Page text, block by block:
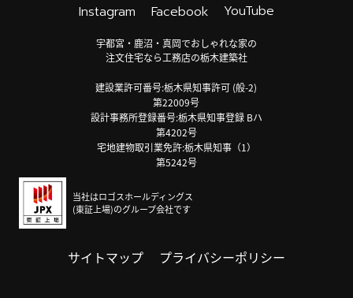
Instagram Facebook YouTube
宇都宮・鹿沼・真岡でおしゃれな家の
注文住宅なら工務店の栃木建築社
建設業許可番号:栃木県知事許可 (般-2)
第22009号
設計事務所登録番号:栃木県知事登録 Bハ
第4202号
宅地建物取引業免許:栃木県知事（1）
第5242号
当社はロゴスホールディングス
(東証上場)のグループ会社です
サイトマップ プライバシーポリシー